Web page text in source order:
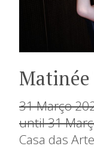
Matinée
31 Março
until 31
Casa das